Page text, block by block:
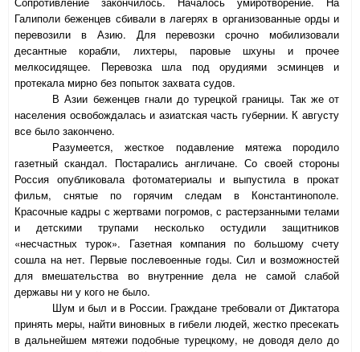
Галиполи беженцев сбивали в лагерях в организованные орды и
перевозили в Азию. Для перевозки срочно мобилизовали
десантные корабли, лихтеры, паровые шхуны и прочее
мелкосидящее. Перевозка шла под орудиями эсминцев и
протекала мирно без попыток захвата судов.
В Азии беженцев гнали до турецкой границы. Так же от
населения освобождалась и азиатская часть губернии. К августу
все было закончено.
Разумеется, жесткое подавление мятежа породило
газетный скандал. Постарались англичане. Со своей стороны
Россия опубликовала фотоматериалы и выпустила в прокат
фильм, снятые по горячим следам в Константинополе.
Красочные кадры с жертвами погромов, с растерзанными телами
и детскими трупами несколько остудили защитников
«несчастных турок». Газетная компания по большому счету
сошла на нет. Первые послевоенные годы. Сил и возможностей
для вмешательства во внутренние дела не самой слабой
державы ни у кого не было.
Шум и был и в России. Граждане требовали от Диктатора
принять меры, найти виновных в гибели людей, жестко пресекать
в дальнейшем мятежи подобные турецкому, не доводя дело до